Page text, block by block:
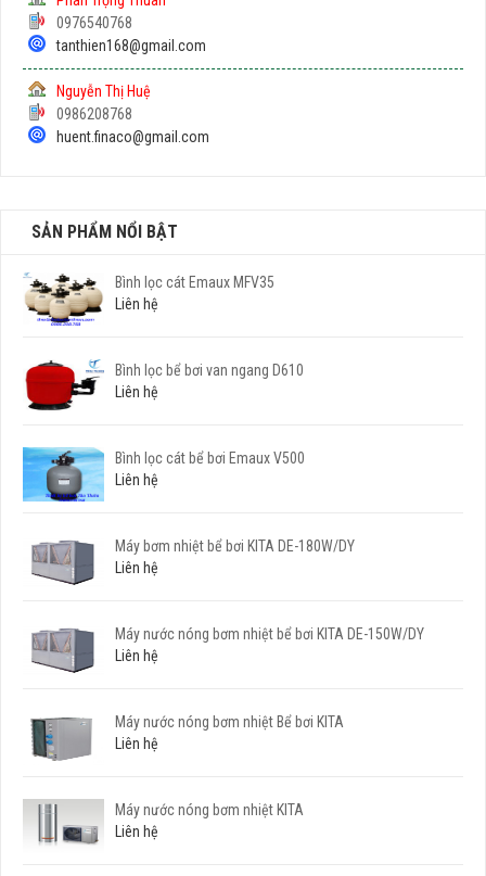
0976540768
tanthien168@gmail.com
Nguyễn Thị Huệ
0986208768
huent.finaco@gmail.com
SẢN PHẨM NỔI BẬT
Bình lọc cát Emaux MFV35
Liên hệ
Bình lọc bể bơi van ngang D610
Liên hệ
Bình lọc cát bể bơi Emaux V500
Liên hệ
Máy bơm nhiệt bể bơi KITA DE-180W/DY
Liên hệ
Máy nước nóng bơm nhiệt bể bơi KITA DE-150W/DY
Liên hệ
Máy nước nóng bơm nhiệt Bể bơi KITA
Liên hệ
Máy nước nóng bơm nhiệt KITA
Liên hệ